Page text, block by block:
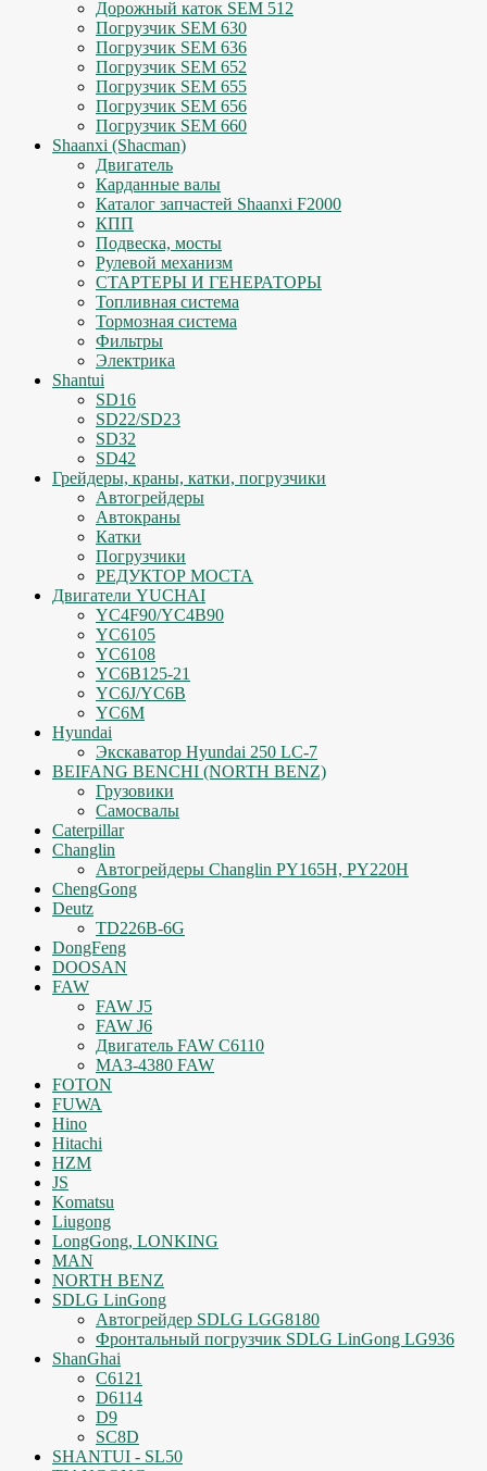
Дорожный каток SEM 512
Погрузчик SEM 630
Погрузчик SEM 636
Погрузчик SEM 652
Погрузчик SEM 655
Погрузчик SEM 656
Погрузчик SEM 660
Shaanxi (Shacman)
Двигатель
Карданные валы
Каталог запчастей Shaanxi F2000
КПП
Подвеска, мосты
Рулевой механизм
СТАРТЕРЫ И ГЕНЕРАТОРЫ
Топливная система
Тормозная система
Фильтры
Электрика
Shantui
SD16
SD22/SD23
SD32
SD42
Грейдеры, краны, катки, погрузчики
Автогрейдеры
Автокраны
Катки
Погрузчики
РЕДУКТОР МОСТА
Двигатели YUCHAI
YC4F90/YC4B90
YC6105
YC6108
YC6B125-21
YC6J/YC6B
YC6M
Hyundai
Экскаватор Hyundai 250 LC-7
BEIFANG BENCHI (NORTH BENZ)
Грузовики
Самосвалы
Caterpillar
Changlin
Автогрейдеры Changlin PY165H, PY220H
ChengGong
Deutz
TD226B-6G
DongFeng
DOOSAN
FAW
FAW J5
FAW J6
Двигатель FAW C6110
МАЗ-4380 FAW
FOTON
FUWA
Hino
Hitachi
HZM
JS
Komatsu
Liugong
LongGong, LONKING
MAN
NORTH BENZ
SDLG LinGong
Автогрейдер SDLG LGG8180
Фронтальный погрузчик SDLG LinGong LG936
ShanGhai
C6121
D6114
D9
SC8D
SHANTUI - SL50